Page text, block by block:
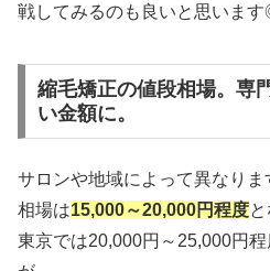
戦してみるのも良いと思いま
縮毛矯正の値段相場。専
い金額に。
サロンや地域によって異なり
相場は15,000～20,000円程度
東京では20,000円～25,000円